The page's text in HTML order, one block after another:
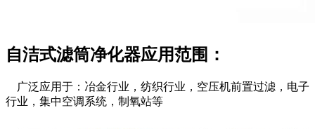
自洁式滤筒净化器应用范围：
广泛应用于：冶金行业，纺织行业，空压机前置过滤，电子
行业，集中空调系统，制氧站等